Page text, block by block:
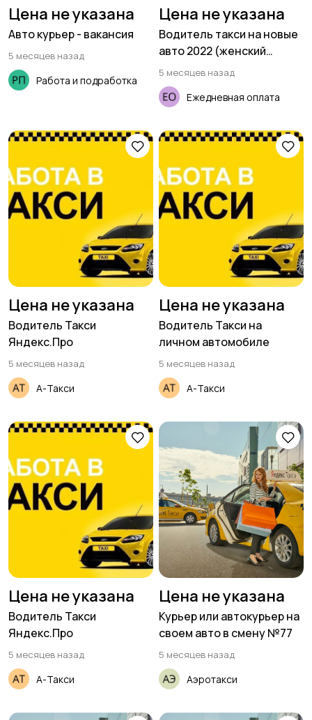
Цена не указана
Авто курьер - вакансия
5 месяцев назад
Работа и подработка
Цена не указана
Водитель такси на новые
авто 2022 (женский
тариф)
5 месяцев назад
Ежедневная оплата
Цена не указана
Водитель Такси
Яндекс.Про
5 месяцев назад
А-Такси
Цена не указана
Водитель Такси на
личном автомобиле
5 месяцев назад
А-Такси
Цена не указана
Водитель Такси
Яндекс.Про
5 месяцев назад
А-Такси
Цена не указана
Курьер или автокурьер на
своем авто в смену №77
5 месяцев назад
Аэротакси